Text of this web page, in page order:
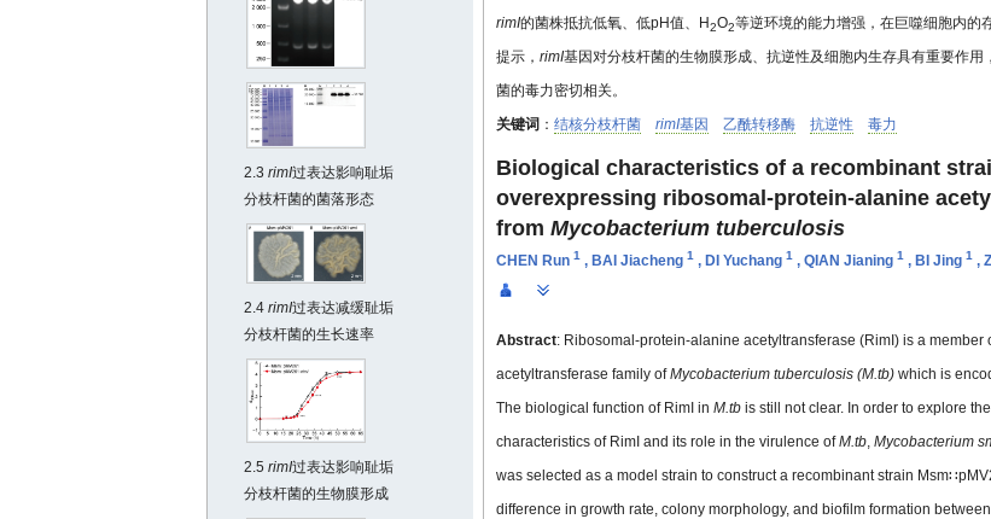
2.3 rimI过表达影响耻垢
分枝杆菌的菌落形态
2.4 rimI过表达减缓耻垢
分枝杆菌的生长速率
2.5 rimI过表达影响耻垢
分枝杆菌的生物膜形成
rimI的菌株抵抗低氧、低pH值、H2O2等逆环境的能力增强，在巨噬细胞内的
提示， rimI基因对分枝杆菌的生物膜形成、抗逆性及细胞内生存具有重要作用
菌的毒力密切相关。
关键词 ： 结核分枝杆菌 rimI基因 乙酰转移酶 抗逆性 毒力
Biological characteristics of a recombinant
overexpressing ribosomal-protein-alanine
from Mycobacterium tuberculosis
CHEN Run 1 , BAI Jiacheng 1 , DI Yuchang 1 , QIAN Jianing 1 , BI Jing 1 ,
Abstract: Ribosomal-protein-alanine acetyltransferase (RimI) is a member
acetyltransferase family ofMycobacterium tuberculosis (M.tb) which is
The biological function of RimI in M.tb is still not clear. In order to explore
characteristics of RimI and its role in the virulence ofM.tb, Mycobacterium
was selected as a model strain to construct a recombinant strain
difference in growth rate, colony morphology, and biofilm formation